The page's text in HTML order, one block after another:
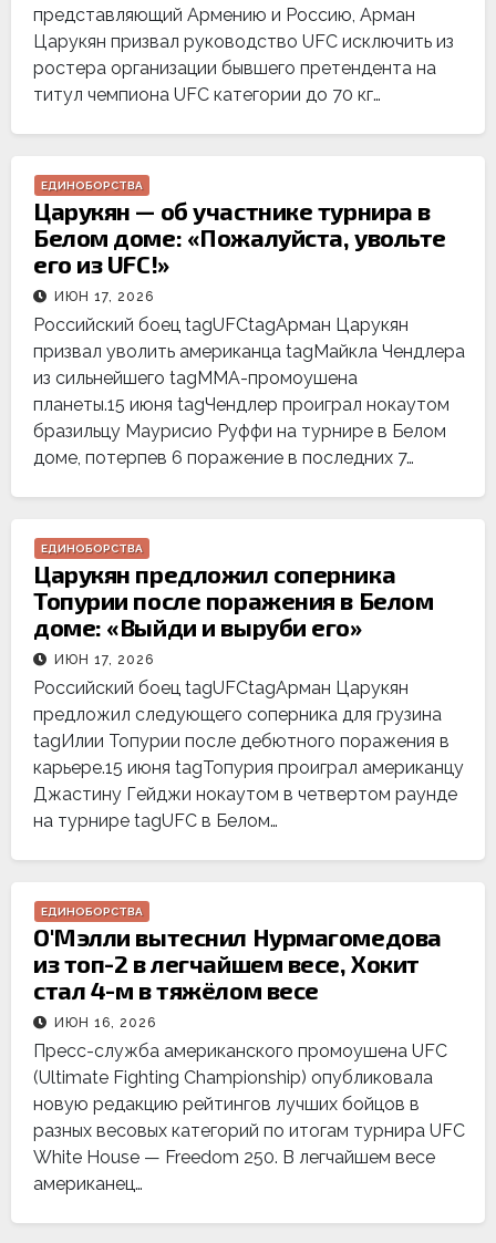
представляющий Армению и Россию, Арман
Царукян призвал руководство UFC исключить из
ростера организации бывшего претендента на
титул чемпиона UFC категории до 70 кг…
ЕДИНОБОРСТВА
Царукян — об участнике турнира в
Белом доме: «Пожалуйста, увольте
его из UFC!»
ИЮН 17, 2026
Российский боец tagUFCtagАрман Царукян
призвал уволить американца tagМайкла Чендлера
из сильнейшего tagММА-промоушена
планеты.15 июня tagЧендлер проиграл нокаутом
бразильцу Маурисио Руффи на турнире в Белом
доме, потерпев 6 поражение в последних 7…
ЕДИНОБОРСТВА
Царукян предложил соперника
Топурии после поражения в Белом
доме: «Выйди и выруби его»
ИЮН 17, 2026
Российский боец tagUFCtagАрман Царукян
предложил следующего соперника для грузина
tagИлии Топурии после дебютного поражения в
карьере.15 июня tagТопурия проиграл американцу
Джастину Гейджи нокаутом в четвертом раунде
на турнире tagUFC в Белом…
ЕДИНОБОРСТВА
О'Мэлли вытеснил Нурмагомедова
из топ-2 в легчайшем весе, Хокит
стал 4-м в тяжёлом весе
ИЮН 16, 2026
Пресс-служба американского промоушена UFC
(Ultimate Fighting Championship) опубликовала
новую редакцию рейтингов лучших бойцов в
разных весовых категорий по итогам турнира UFC
White House — Freedom 250. В легчайшем весе
американец…